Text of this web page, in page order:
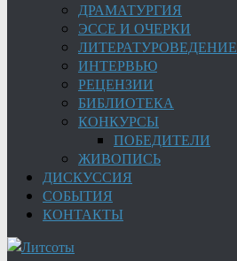
ДРАМАТУРГИЯ
ЭССЕ И ОЧЕРКИ
ЛИТЕРАТУРОВЕДЕНИЕ
ИНТЕРВЬЮ
РЕЦЕНЗИИ
БИБЛИОТЕКА
КОНКУРСЫ
ПОБЕДИТЕЛИ
ЖИВОПИСЬ
ДИСКУССИЯ
СОБЫТИЯ
КОНТАКТЫ